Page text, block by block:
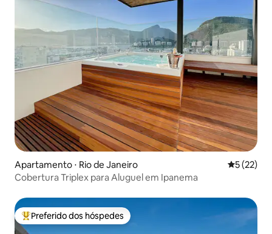
Apartamento ⋅ Rio de Janeiro 5 de uma
5 (22)
Cobertura Triplex para Aluguel em Ipanema
Entre os melhores preferidos dos hóspedes
Preferido dos hóspedes